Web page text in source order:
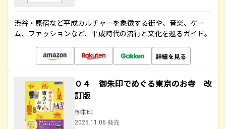
渋谷・原宿など平成カルチャーを象徴する街や、音楽、ゲー
ム、ファッションなど、平成時代の流行と文化を巡るガイド。
詳細を見る
０４ 御朱印でめぐる東京のお寺 改
訂版
御朱印
2025.11.06 発売